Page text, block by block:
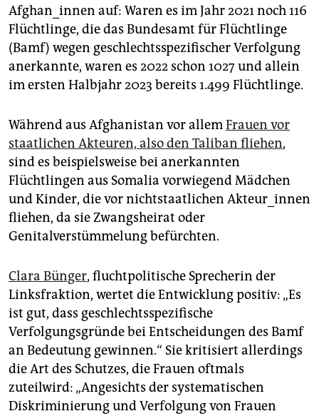
Afghan_innen auf: Waren es im Jahr 2021 noch 116
Flüchtlinge, die das Bundesamt für Flüchtlinge
(Bamf) wegen geschlechtsspezifischer Verfolgung
anerkannte, waren es 2022 schon 1027 und allein
im ersten Halbjahr 2023 bereits 1.499 Flüchtlinge.
Während aus Afghanistan vor allemFrauen vor
staatlichen Akteuren, also den Taliban fliehen,
sind es beispielsweise bei anerkannten
Flüchtlingen aus Somalia vorwiegend Mädchen
und Kinder, die vor nichtstaatlichen Akteur_innen
fliehen, da sie Zwangsheirat oder
Genitalverstümmelung befürchten.
Clara Bünger, fluchtpolitische Sprecherin der
Linksfraktion, wertet die Entwicklung positiv: „Es
ist gut, dass geschlechtsspezifische
Verfolgungsgründe bei Entscheidungen des Bamf
an Bedeutung gewinnen.“ Sie kritisiert allerdings
die Art des Schutzes, die Frauen oftmals
zuteilwird: „Angesichts der systematischen
Diskriminierung und Verfolgung von Frauen